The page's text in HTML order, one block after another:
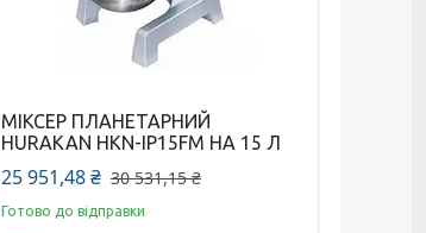
МІКСЕР ПЛАНЕТАРНИЙ
HURAKAN HKN-IP15FM НА 15 Л
25 951,48 ₴ 30 531,15 ₴
Готово до відправки